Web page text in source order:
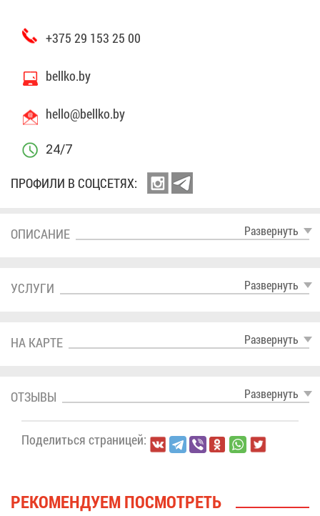
+375 29 153 25 00
bellko.by
hello@​bellko.​by
24/7
ПРО­ФИ­ЛИ В СОЦ­СЕ­ТЯХ:
Раз­вер­нуть
ОПИ­СА­НИЕ
Раз­вер­нуть
УСЛУ­ГИ
Раз­вер­нуть
НА КАР­ТЕ
Раз­вер­нуть
ОТ­ЗЫ­ВЫ
По­де­лить­ся стра­ни­цей:
РЕ­КО­МЕН­ДУ­ЕМ ПО­СМОТ­РЕТЬ